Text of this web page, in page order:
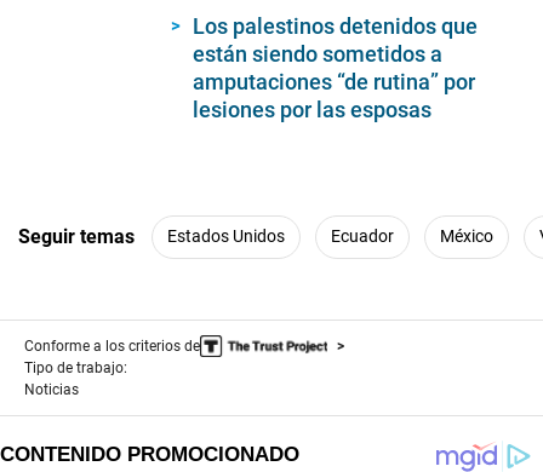
Los palestinos detenidos que
están siendo sometidos a
amputaciones “de rutina” por
lesiones por las esposas
Seguir temas Estados Unidos Ecuador México
Conforme a los criterios de
Tipo de trabajo:
Noticias